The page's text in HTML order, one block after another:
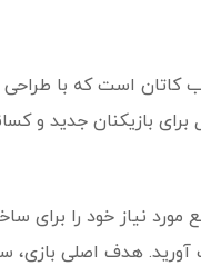
کاتان است که با
بازیکنان جدید و
مورد نیاز خود را
هدف اصلی بازی،